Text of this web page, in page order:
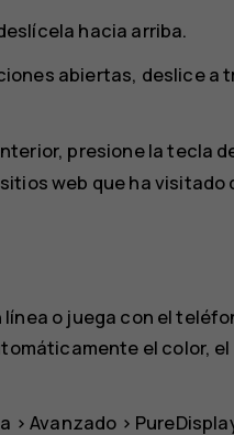
hacia arriba.
abiertas, deslice a
presione la tecla
web que ha visitado
o juega con el
el color,
>Avanzado >